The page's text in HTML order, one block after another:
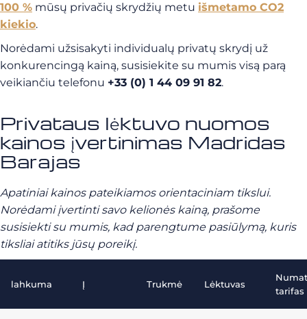
100 % mūsų privačių skrydžių metu išmetamo CO2
kiekio.
Norėdami užsisakyti individualų privatų skrydį už
konkurencingą kainą, susisiekite su mumis visą parą
veikiančiu telefonu +33 (0) 1 44 09 91 82.
Privataus lėktuvo nuomos
kainos įvertinimas Madridas
Barajas
Apatiniai kainos pateikiamos orientaciniam tikslui.
Norėdami įvertinti savo kelionės kainą, prašome
susisiekti su mumis, kad parengtume pasiūlymą, kuris
tiksliai atitiks jūsų poreikį.
lahkuma Į Trukmė Lėktuvas
tarifas